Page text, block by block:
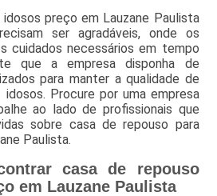
preço em Lauzane Paulista
ser agradáveis, onde os
cuidados necessários em tempo
que a empresa disponha de
para manter a qualidade de
Procure por uma empresa
ao lado de profissionais que
sobre casa de repouso para
Paulista.
casa de repouso
em Lauzane Paulista